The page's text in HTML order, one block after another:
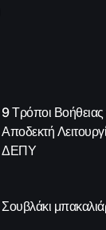
9 Τρόποι Βοήθειας
Αποδεκτή
ΔΕΠΥ
Σουβλάκι